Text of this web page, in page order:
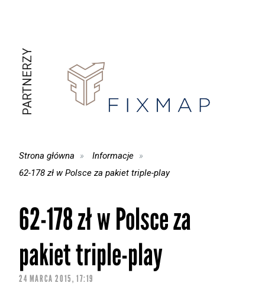
PARTNERZY
Strona główna
Informacje
62-178 zł w Polsce za pakiet triple-play
62-178 zł w Polsce za
pakiet triple-play
24 MARCA 2015, 17:19